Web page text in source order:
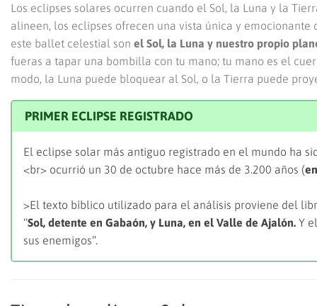
Los eclipses solares ocurren cuando el Sol, la Luna y la
alineen, los eclipses ofrecen una vista única y emocionante
este ballet celestial son el Sol, la Luna y nuestro propio
fueras a tapar una bombilla con tu mano; tu mano es el
modo, la Luna puede bloquear al Sol, o la Tierra puede
PRIMER ECLIPSE REGISTRADO
El eclipse solar más antiguo registrado en el mundo ha
<br> ocurrió un 30 de octubre hace más de 3.200 años (
>El texto bíblico utilizado para el análisis proviene del
“Sol, detente en Gabaón, y Luna, en el Valle de Ajalón. Y
sus enemigos”.